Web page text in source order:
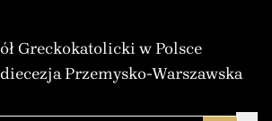
Greckokatolicki w Polsce
Przemysko-Warszawska